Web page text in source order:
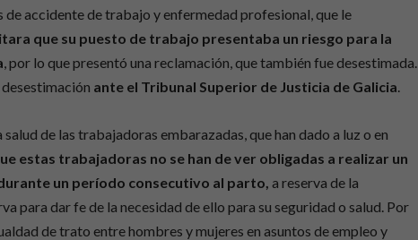
accidente de trabajo y enfermedad profesional, que le
que su puesto de trabajo presentaba un riesgo para la
, por lo que presentó una reclamación, que también fue desestimada.
ante el Tribunal Superior de Justicia de Galicia.
de las trabajadoras embarazadas, que han dado a luz o en
estas trabajadoras no se han de ver obligadas a realizar un
un período consecutivo al parto, a reserva de la
para dar fe de la necesidad de ello para su seguridad o salud. Por
de trato entre hombres y mujeres en asuntos de empleo y